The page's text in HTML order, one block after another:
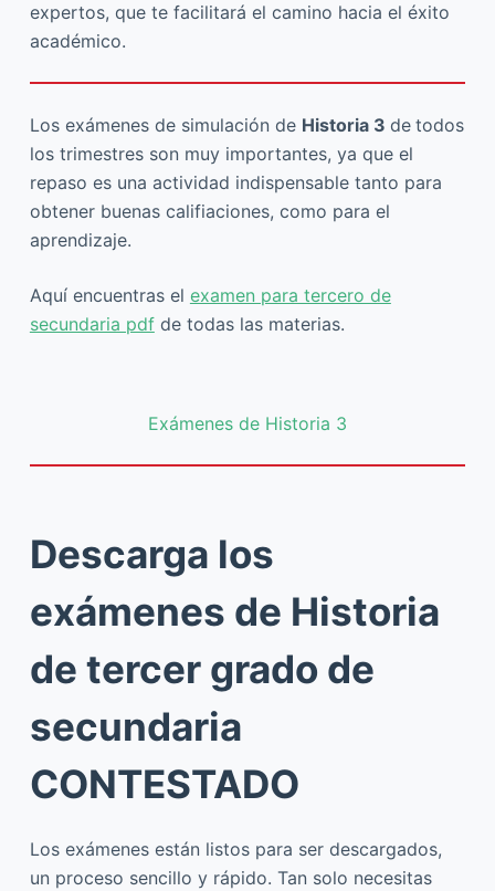
expertos, que te facilitará el camino hacia el éxito
académico.
Los exámenes de simulación de Historia 3 de todos
los trimestres son muy importantes, ya que el
repaso es una actividad indispensable tanto para
obtener buenas califiaciones, como para el
aprendizaje.
Aquí encuentras el examen para tercero de
secundaria pdfde todas las materias.
Exámenes de Historia 3
Descarga los
exámenes de Historia
de tercer grado de
secundaria
CONTESTADO
Los exámenes están listos para ser descargados,
un proceso sencillo y rápido. Tan solo necesitas